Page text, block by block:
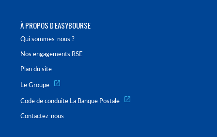
À PROPOS D'EASYBOURSE
Qui sommes-nous ?
Nos engagements RSE
Plan du site
Le Groupe
Code de conduite La Banque Postale
Contactez-nous